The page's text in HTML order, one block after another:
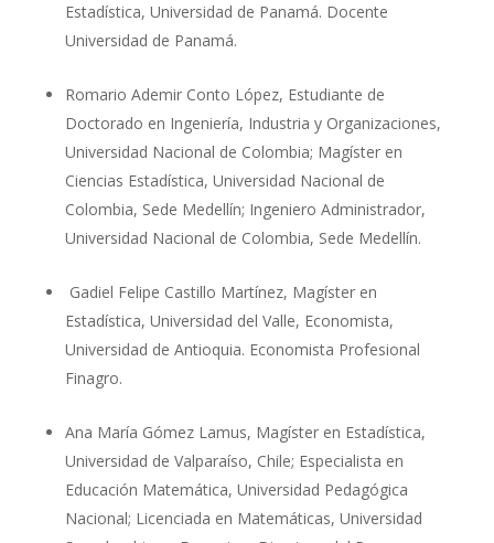
Estadística, Universidad de Panamá. Docente
Universidad de Panamá.
Romario Ademir Conto López, Estudiante de
Doctorado en Ingeniería, Industria y Organizaciones,
Universidad Nacional de Colombia; Magíster en
Ciencias Estadística, Universidad Nacional de
Colombia, Sede Medellín; Ingeniero Administrador,
Universidad Nacional de Colombia, Sede Medellín.
Gadiel Felipe Castillo Martínez, Magíster en
Estadística, Universidad del Valle, Economista,
Universidad de Antioquia. Economista Profesional
Finagro.
Ana María Gómez Lamus, Magíster en Estadística,
Universidad de Valparaíso, Chile; Especialista en
Educación Matemática, Universidad Pedagógica
Nacional; Licenciada en Matemáticas, Universidad